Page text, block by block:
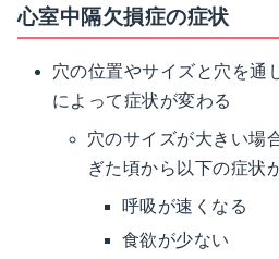
心室中隔欠損症の症状
穴の位置やサイズと穴を通
によって症状が変わる
穴のサイズが大きい場
ぎた頃から以下の症状
呼吸が速くなる
食欲が少ない